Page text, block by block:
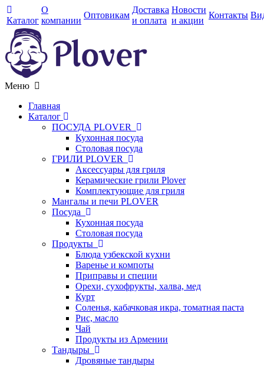
Каталог
О
компании
Оптовикам
Доставка
и оплата
Новости
и акции
Контакты
Меню
Главная
Каталог
ПОСУДА PLOVER
Кухонная посуда
Столовая посуда
ГРИЛИ PLOVER
Аксессуары для гриля
Керамические грили Plover
Комплектующие для гриля
Мангалы и печи PLOVER
Посуда
Кухонная посуда
Столовая посуда
Продукты
Блюда узбекской кухни
Варенье и компоты
Приправы и специи
Орехи, сухофрукты, халва, мед
Курт
Соленья, кабачковая икра, томатная паста
Рис, масло
Чай
Продукты из Армении
Тандыры
Дровяные тандыры